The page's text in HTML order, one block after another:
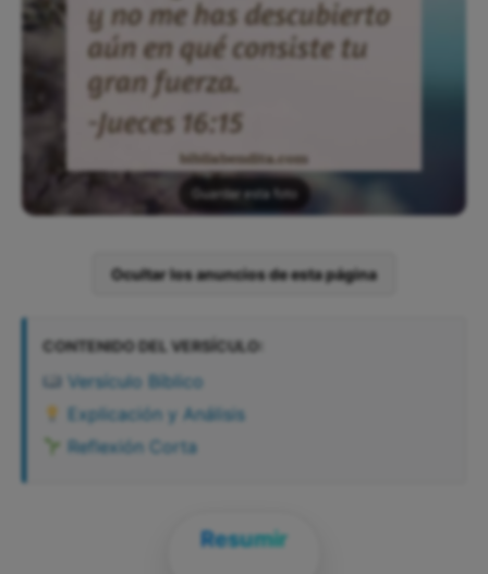
Guardar esta foto
Ocultar los anuncios de esta página
CONTENIDO DEL VERSÍCULO:
Versículo Bíblico
Explicación y Análisis
Reflexión Corta
Resumir